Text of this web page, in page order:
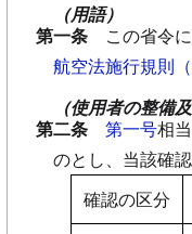
（用語）
第一条 この省令
航空法施行規則
（使用者の整備
第二条 第一号相
のとし、当該確
確認の区分